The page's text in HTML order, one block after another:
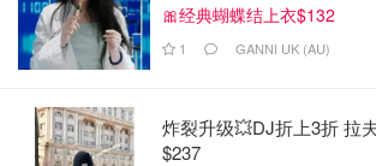
🎀经典蝴蝶结上衣$132
1 GANNI UK (AU)
炸裂升级💥DJ折上3折 拉
$237